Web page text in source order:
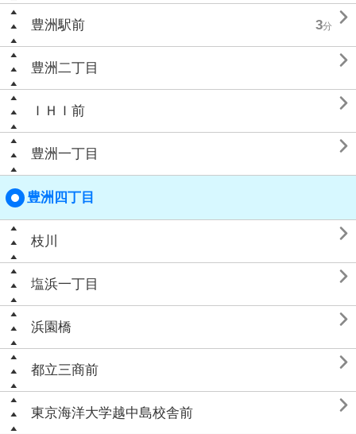
豊洲駅前 3分 
豊洲二丁目 
ＩＨＩ前 
豊洲一丁目 
豊洲四丁目
枝川 
塩浜一丁目 
浜園橋 
都立三商前 
東京海洋大学越中島校舎前 